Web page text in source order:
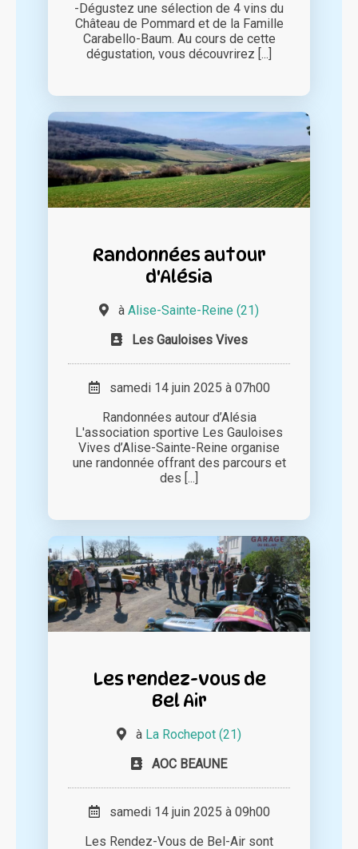
-Dégustez une sélection de 4 vins du
Château de Pommard et de la Famille
Carabello-Baum. Au cours de cette
dégustation, vous découvrirez [...]
Randonnées autour
d'Alésia
à Alise-Sainte-Reine (21)
Les Gauloises Vives
samedi 14 juin 2025 à 07h00
Randonnées autour d’Alésia
L'association sportive Les Gauloises
Vives d’Alise-Sainte-Reine organise
une randonnée offrant des parcours et
des [...]
Les rendez-vous de
Bel Air
à La Rochepot (21)
AOC BEAUNE
samedi 14 juin 2025 à 09h00
Les Rendez-Vous de Bel-Air sont